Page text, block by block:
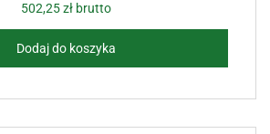
502,25złbrutto
Dodaj do koszyka